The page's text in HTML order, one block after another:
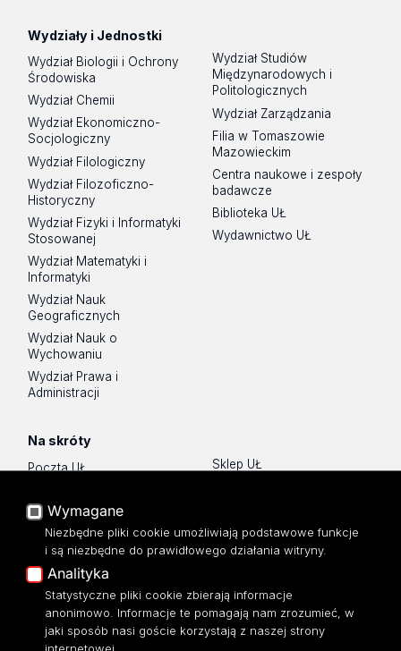
Wydziały i Jednostki
Wydział Biologii i Ochrony
Środowiska
Wydział Chemii
Wydział Ekonomiczno-
Socjologiczny
Wydział Filologiczny
Wydział Filozoficzno-
Historyczny
Wydział Fizyki i Informatyki
Stosowanej
Wydział Matematyki i
Informatyki
Wydział Nauk
Geograficznych
Wydział Nauk o
Wychowaniu
Wydział Prawa i
Administracji
Wydział Studiów
Międzynarodowych i
Politologicznych
Wydział Zarządzania
Filia w Tomaszowie
Mazowieckim
Centra naukowe i zespoły
badawcze
Biblioteka UŁ
Wydawnictwo UŁ
Na skróty
Poczta UŁ
Portal Pracowniczy
Baza Aktów Własnych
Platforma e-learningowa
Moodle
Eksperci UŁ
Polityka Prywatności
Dostępność
Sklep UŁ
Dostępność
Polityka prywatności
Wymagane
Niezbędne pliki cookie umożliwiają podstawowe funkcje
i są niezbędne do prawidłowego działania witryny.
Analityka
Statystyczne pliki cookie zbierają informacje
anonimowo. Informacje te pomagają nam zrozumieć, w
jaki sposób nasi goście korzystają z naszej strony